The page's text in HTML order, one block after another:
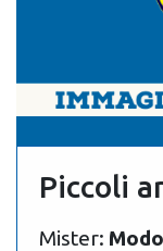
Piccoli
Mister: